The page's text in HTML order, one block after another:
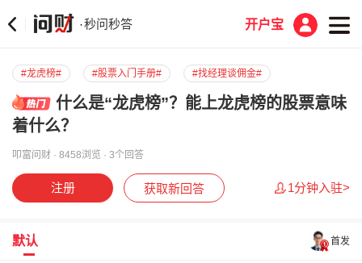
·秒问秒答 开户宝
#龙虎榜# #股票入门手册# #找经理谈佣金#
什么是“龙虎榜”？能上龙虎榜的股票意味
着什么？
叩富问财 · 8458浏览 · 3个回答
注册 获取新回答 1分钟入驻>
默认 首发